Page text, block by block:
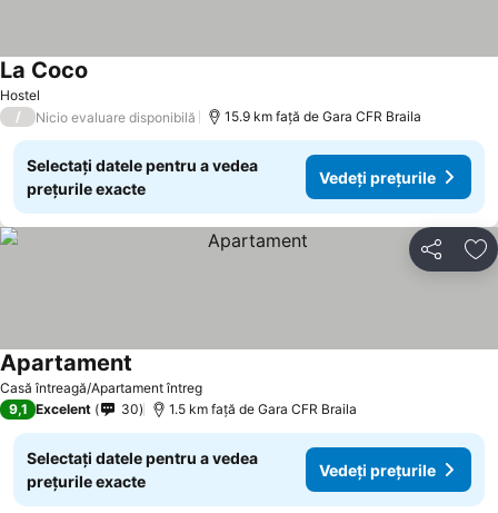
Hostel
La Coco
/ Nicio evaluare disponibilă 15.9 km faţă de Gara CFR Braila
Selectați datele pentru a vedea
prețurile exacte
Vedeți prețurile
Distribuiți
Casă întreagă/Apartament întreg
Apartament
9,1 Excelent 30 1.5 km faţă de Gara CFR Braila
Selectați datele pentru a vedea
prețurile exacte
Vedeți prețurile